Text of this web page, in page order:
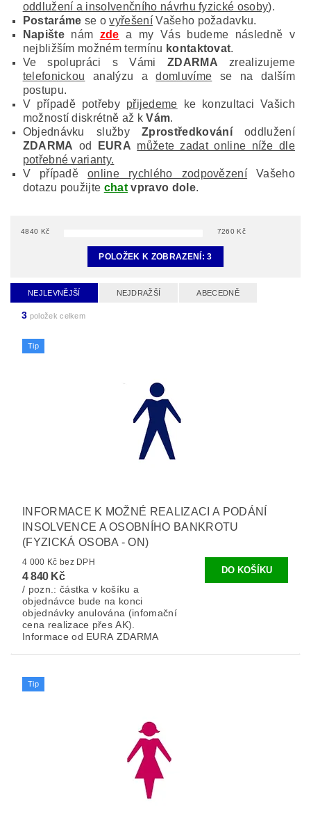
oddlužení a insolvenčního návrhu fyzické osoby).
Postaráme se ovyřešeníVašeho požadavku.
Napištenám zde a my Vás budeme následně v
nejbližším možném termínu kontaktovat.
Ve spolupráci s Vámi ZDARMA zrealizujeme
telefonickou analýzu adomluvíme se na dalším
postupu.
V případě potřeby přijedeme ke konzultaci Vašich
možností diskrétně až kVám.
Objednávku služby
Zprostředkováníoddlužení
ZDARMA od EURA můžete zadat online níže dle
potřebné varianty.
V případěonline rychlého zodpovězení Vašeho
dotazu použijte chatvpravo dole.
4840 Kč 7260 Kč
POLOŽEK K ZOBRAZENÍ:3
NEJLEVNĚJŠÍ NEJDRAŽŠÍ ABECEDNĚ
3 položek celkem
Tip
INFORMACE K MOŽNÉ REALIZACI A PODÁNÍ
INSOLVENCE A OSOBNÍHO BANKROTU
(FYZICKÁ OSOBA - ON)
4 000 Kč bez DPH
4 840 Kč
/ pozn.: částka v košíku a
objednávce bude na konci
objednávky anulována (infomační
cena realizace přes AK).
Informace od EURA ZDARMA
Tip